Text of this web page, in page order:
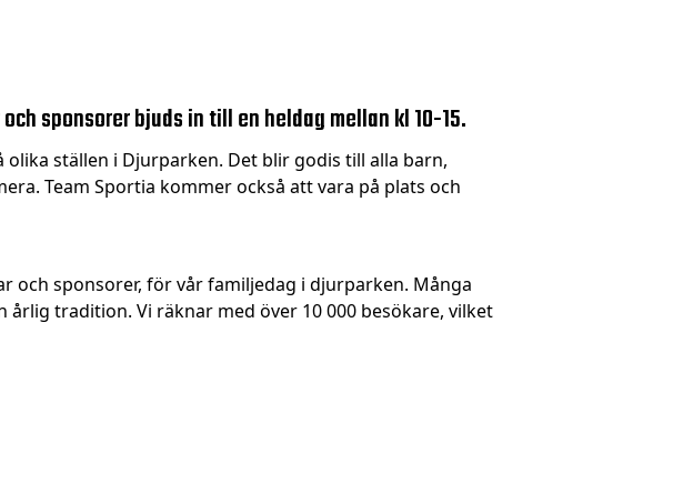
sponsorer bjuds in till en heldag mellan kl 10-15.
ställen i Djurparken. Det blir godis till alla barn,
Team Sportia kommer också att vara på plats och
och sponsorer, för vår familjedag i djurparken. Många
tradition. Vi räknar med över 10 000 besökare, vilket